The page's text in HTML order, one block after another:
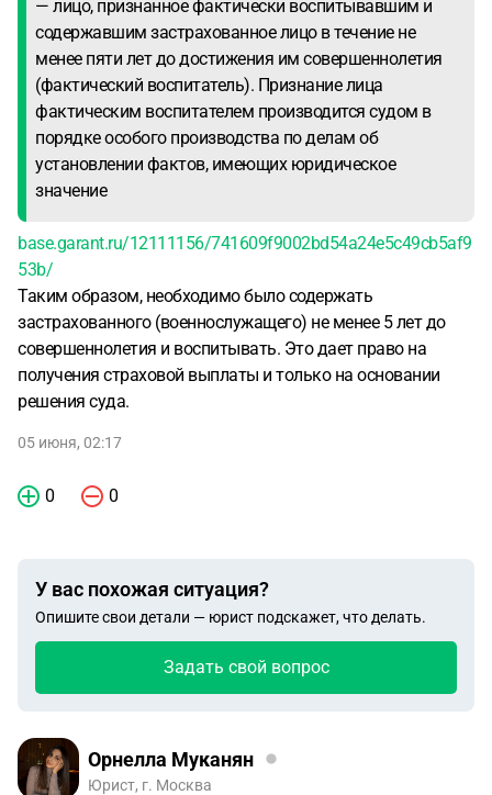
— лицо, признанное фактически воспитывавшим и
содержавшим застрахованное лицо в течение не
менее пяти лет до достижения им совершеннолетия
(фактический воспитатель). Признание лица
фактическим воспитателем производится судом в
порядке особого производства по делам об
установлении фактов, имеющих юридическое
значение
base.garant.ru/12111156/741609f9002bd54a24e5c49cb5af9
53b/
Таким образом, необходимо было содержать
застрахованного (военнослужащего) не менее 5 лет до
совершеннолетия и воспитывать. Это дает право на
получения страховой выплаты и только на основании
решения суда.
05 июня, 02:17
0 0
У вас похожая ситуация?
Опишите свои детали — юрист подскажет, что делать.
Задать свой вопрос
Орнелла Муканян
Юрист, г. Москва